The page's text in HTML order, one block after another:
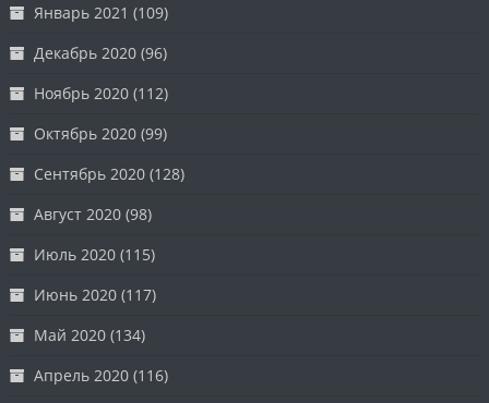
Январь 2021 (109)
Декабрь 2020 (96)
Ноябрь 2020 (112)
Октябрь 2020 (99)
Сентябрь 2020 (128)
Август 2020 (98)
Июль 2020 (115)
Июнь 2020 (117)
Май 2020 (134)
Апрель 2020 (116)